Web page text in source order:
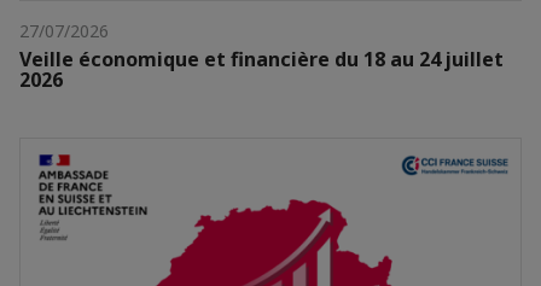
27/07/2026
Veille économique et financière du 18 au 24 juillet
2026